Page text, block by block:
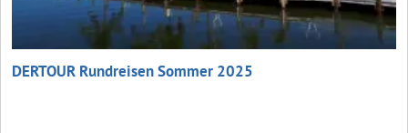
DERTOUR Rundreisen Sommer 2025